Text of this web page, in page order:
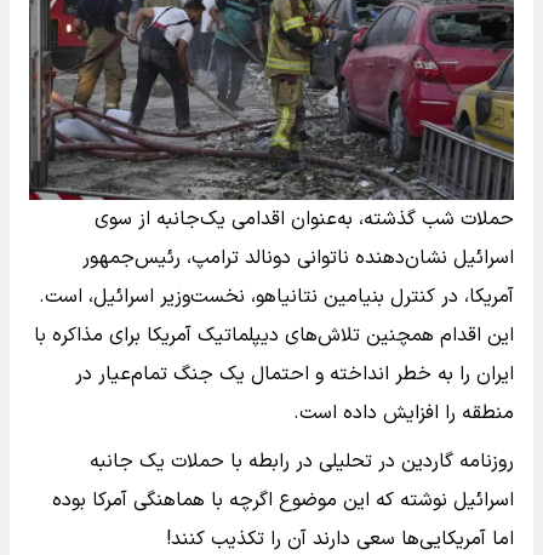
حملات شب گذشته، به‌عنوان اقدامی یک‌جانبه از سوی
اسرائیل نشان‌دهنده ناتوانی دونالد ترامپ، رئیس‌جمهور
آمریکا، در کنترل بنیامین نتانیاهو، نخست‌وزیر اسرائیل، است.
این اقدام همچنین تلاش‌های دیپلماتیک آمریکا برای مذاکره با
ایران را به خطر انداخته و احتمال یک جنگ تمام‌عیار در
منطقه را افزایش داده است.
روزنامه گاردین در تحلیلی در رابطه با حملات یک جانبه
اسرائیل نوشته که این موضوع اگرچه با هماهنگی آمرکا بوده
اما آمریکایی‌ها سعی دارند آن را تکذیب کنند!